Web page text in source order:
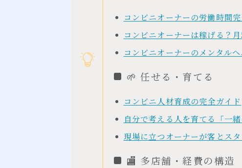
コンビニオーナーの労働時間
コンビニオーナーは稼げる？
コンビニオーナーのメンタル
🌱 任せる・育てる
コンビニ人材育成の完全ガイド
自分で考える人を育てる「一緒
現場に立つオーナーが客とス
🏬 多店舗・経費の構造